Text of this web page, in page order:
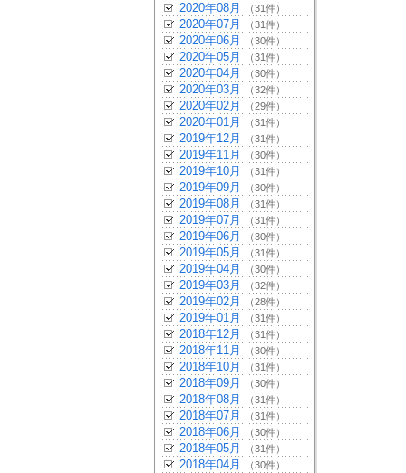
2020年08月 （31件）
2020年07月 （31件）
2020年06月 （30件）
2020年05月 （31件）
2020年04月 （30件）
2020年03月 （32件）
2020年02月 （29件）
2020年01月 （31件）
2019年12月 （31件）
2019年11月 （30件）
2019年10月 （31件）
2019年09月 （30件）
2019年08月 （31件）
2019年07月 （31件）
2019年06月 （30件）
2019年05月 （31件）
2019年04月 （30件）
2019年03月 （32件）
2019年02月 （28件）
2019年01月 （31件）
2018年12月 （31件）
2018年11月 （30件）
2018年10月 （31件）
2018年09月 （30件）
2018年08月 （31件）
2018年07月 （31件）
2018年06月 （30件）
2018年05月 （31件）
2018年04月 （30件）